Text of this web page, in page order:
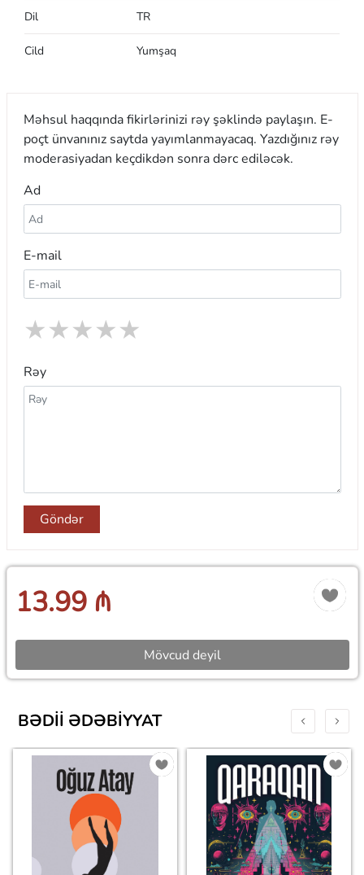
Dil TR
Cild Yumşaq
Məhsul haqqında fikirlərinizi rəy şəklində paylaşın. E-
poçt ünvanınız saytda yayımlanmayacaq. Yazdığınız rəy
moderasiyadan keçdikdən sonra dərc ediləcək.
Ad
E-mail
★
★
★
★
★
Rəy
Göndər
13.99 ₼
Mövcud deyil
BƏDII ƏDƏBIYYAT